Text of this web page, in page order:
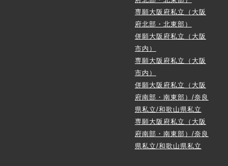
専願大阪府私立（大阪
府北部・北東部）
併願大阪府私立（大阪
市内）
専願大阪府私立（大阪
市内）
併願大阪府私立（大阪
府南部・南東部）/奈良
県私立/和歌山県私立
専願大阪府私立（大阪
府南部・南東部）/奈良
県私立/和歌山県私立